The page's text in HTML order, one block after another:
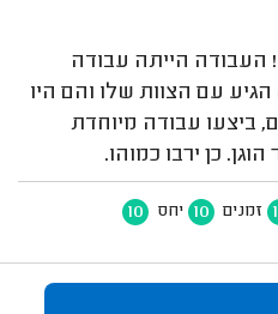
העבודה הייתה עבודה
עם הצוות שלו והם היו
ביצעו עבודה מיוחדת
כן ירבו כמוהו.
זמנים 10 יחס 10